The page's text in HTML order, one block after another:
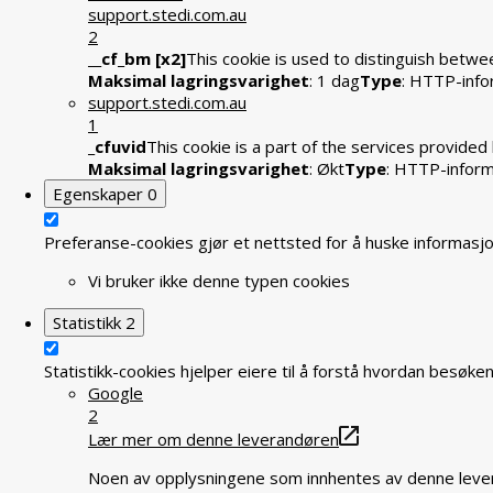
support.stedi.com.au
2
__cf_bm [x2]This cookie is used to distinguish
Maksimal lagringsvarighet: 1 dagType: HTTP-
support.stedi.com.au
1
_cfuvidThis cookie is a part of the services
Maksimal lagringsvarighet: ØktType: HTTP-
Egenskaper 0
Preferanse-cookies gjør et nettsted for å huske
Vi bruker ikke denne typen cookies
Statistikk 2
Statistikk-cookies hjelper eiere til å forstå hvordan
Google
2
Lær mer om denne leverandøren
Noen av opplysningene som innhentes av denne